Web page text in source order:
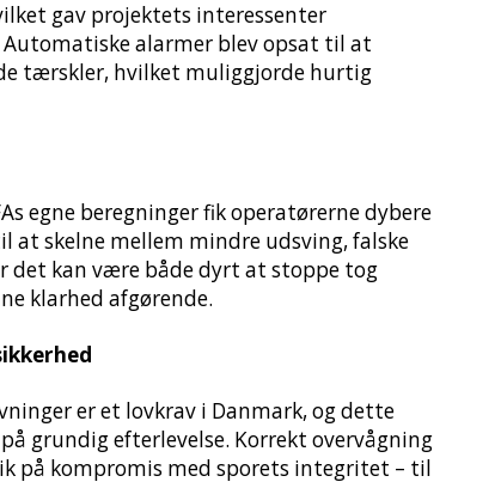
gav projektets interessenter
alarmer blev opsat til at
tærskler, hvilket muliggjorde hurtig
egne beregninger fik operatørerne dybere
at skelne mellem mindre udsving, falske
det kan være både dyrt at stoppe tog
klarhed afgørende.
er et lovkrav i Danmark, og dette
grundig efterlevelse. Korrekt overvågning
på kompromis med sporets integritet – til